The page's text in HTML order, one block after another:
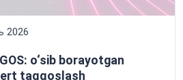
o‘sib borayotgan
taqqoslash
2026